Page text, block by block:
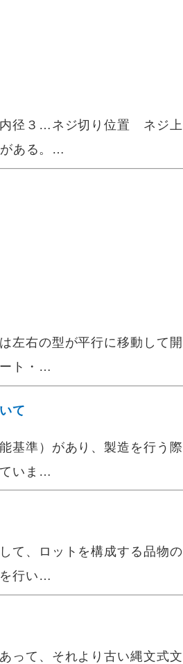
径３…ネジ切り位置 ネジ上
ある。…
左右の型が平行に移動して開
ト・…
て
基準）があり、製造を行う際
いま…
て、ロットを構成する品物の
行い…
って、それより古い縄文式文